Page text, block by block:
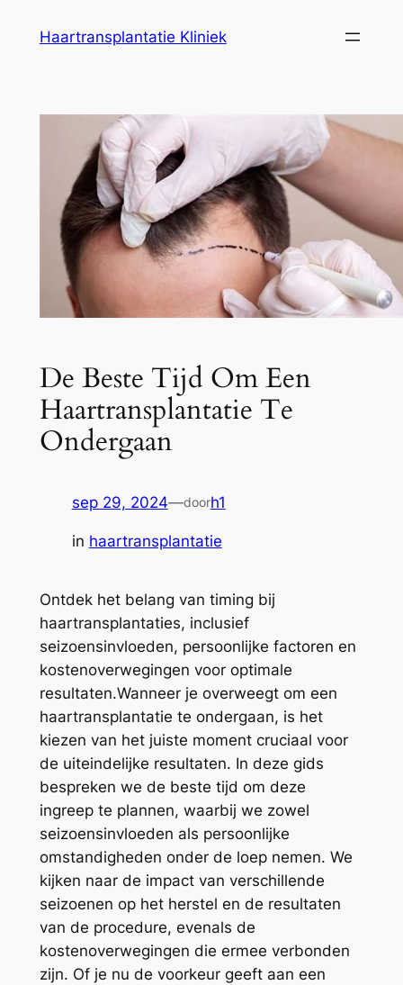
Haartransplantatie Kliniek
De Beste Tijd Om Een
Haartransplantatie Te
Ondergaan
sep 29, 2024—doorh1
in haartransplantatie
Ontdek het belang van timing bij
haartransplantaties, inclusief
seizoensinvloeden, persoonlijke factoren en
kostenoverwegingen voor optimale
resultaten.Wanneer je overweegt om een
haartransplantatie te ondergaan, is het
kiezen van het juiste moment cruciaal voor
de uiteindelijke resultaten. In deze gids
bespreken we de beste tijd om deze
ingreep te plannen, waarbij we zowel
seizoensinvloeden als persoonlijke
omstandigheden onder de loep nemen. We
kijken naar de impact van verschillende
seizoenen op het herstel en de resultaten
van de procedure, evenals de
kostenoverwegingen die ermee verbonden
zijn. Of je nu de voorkeur geeft aan een